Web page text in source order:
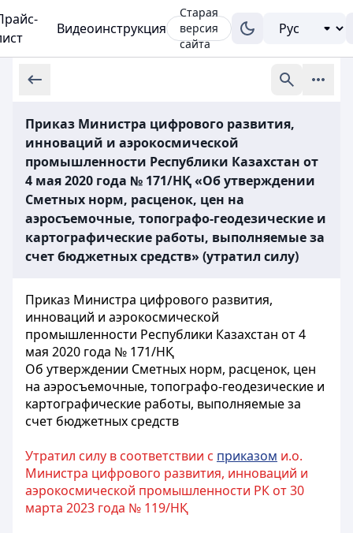
Видеоинструкция
Старая
версия
сайта
Приказ Министра цифрового развития,
инноваций и аэрокосмической
промышленности Республики Казахстан от
4 мая 2020 года № 171/НҚ «Об утверждении
Сметных норм, расценок, цен на
аэросъемочные, топографо-геодезические и
картографические работы, выполняемые за
счет бюджетных средств» (утратил силу)
Приказ Министра цифрового развития,
инноваций и аэрокосмической
промышленности Республики Казахстан от 4
мая 2020 года № 171/НҚ
Об утверждении Сметных норм, расценок, цен
на аэросъемочные, топографо-геодезические и
картографические работы, выполняемые за
счет бюджетных средств
Утратил силу в соответствии с приказом и.о.
Министра цифрового развития, инноваций и
аэрокосмической промышленности РК от 30
марта 2023 года № 119/НҚ